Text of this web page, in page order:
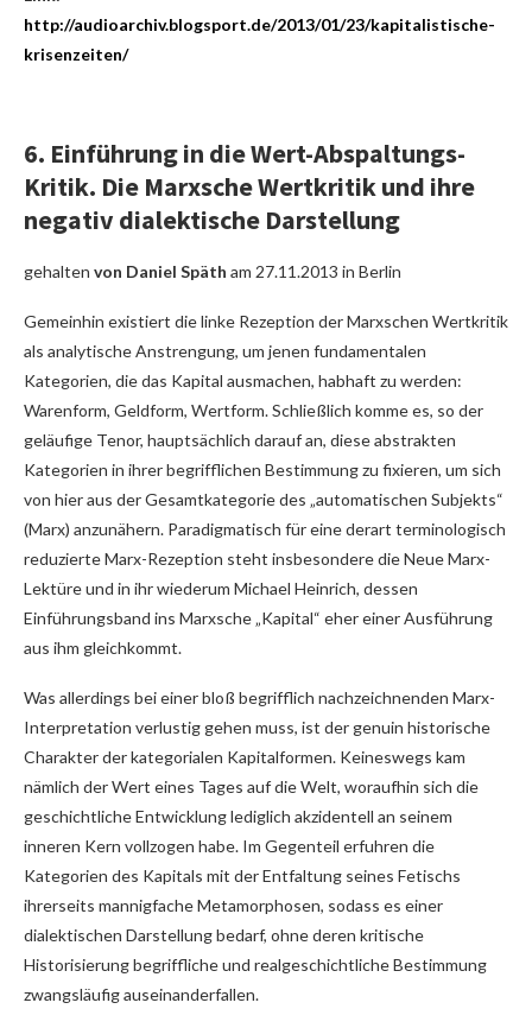
http://audioarchiv.blogsport.de/2013/01/23/kapitalistische-
krisenzeiten/
6. Einführung in die Wert-Abspaltungs-
Kritik. Die Marxsche Wertkritik und ihre
negativ dialektische Darstellung
gehalten von Daniel Späth am 27.11.2013 in Berlin
Gemeinhin existiert die linke Rezeption der Marxschen Wertkritik
als analytische Anstrengung, um jenen fundamentalen
Kategorien, die das Kapital ausmachen, habhaft zu werden:
Warenform, Geldform, Wertform. Schließlich komme es, so der
geläufige Tenor, hauptsächlich darauf an, diese abstrakten
Kategorien in ihrer begrifflichen Bestimmung zu fixieren, um sich
von hier aus der Gesamtkategorie des „automatischen Subjekts“
(Marx) anzunähern. Paradigmatisch für eine derart terminologisch
reduzierte Marx-Rezeption steht insbesondere die Neue Marx-
Lektüre und in ihr wiederum Michael Heinrich, dessen
Einführungsband ins Marxsche „Kapital“ eher einer Ausführung
aus ihm gleichkommt.
Was allerdings bei einer bloß begrifflich nachzeichnenden Marx-
Interpretation verlustig gehen muss, ist der genuin historische
Charakter der kategorialen Kapitalformen. Keineswegs kam
nämlich der Wert eines Tages auf die Welt, woraufhin sich die
geschichtliche Entwicklung lediglich akzidentell an seinem
inneren Kern vollzogen habe. Im Gegenteil erfuhren die
Kategorien des Kapitals mit der Entfaltung seines Fetischs
ihrerseits mannigfache Metamorphosen, sodass es einer
dialektischen Darstellung bedarf, ohne deren kritische
Historisierung begriffliche und realgeschichtliche Bestimmung
zwangsläufig auseinanderfallen.